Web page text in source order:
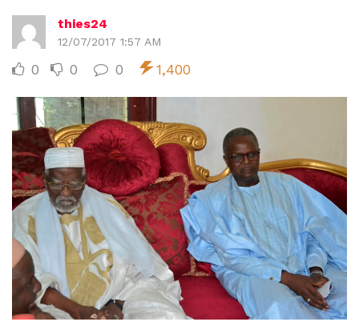
thies24
12/07/2017 1:57 AM
0 0 0 1,400